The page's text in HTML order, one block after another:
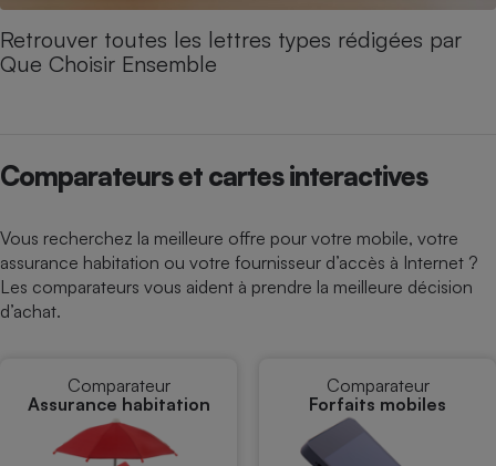
Retrouver toutes les lettres types rédigées par
Que Choisir Ensemble
Comparateurs et cartes interactives
Vous recherchez la meilleure offre pour votre mobile, votre
assurance habitation ou votre fournisseur d’accès à Internet ?
Les comparateurs vous aident à prendre la meilleure décision
d’achat.
Comparateur
Assurance habitation
Comparateur
Forfaits mobiles